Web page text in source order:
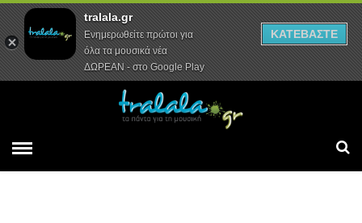
Αρχική Συνεντεύξεις Ρεπορτάζ
tralala.gr
Ενημερωθείτε πρώτοι για
όλα τα μουσικά νέα
ΔΩΡΕΑΝ - στο Google Play
ΚΑΤΕΒΑΣΤΕ